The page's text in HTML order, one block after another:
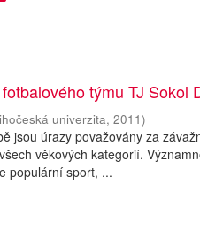
týmu TJ Sokol
univerzita,2011)
jsou úrazy považovány za
věkových kategorií.
populární sport, ...